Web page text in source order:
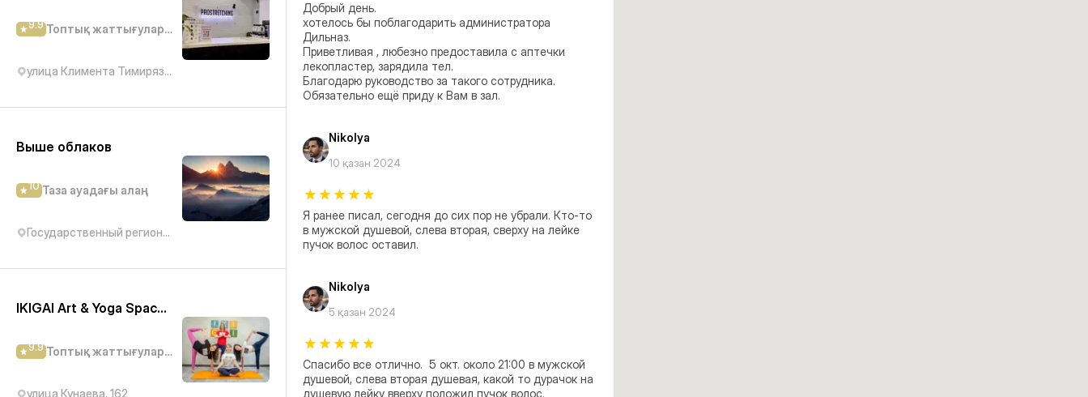
9.9 Топтық жаттығулар студиясы
улица Климента Тимирязева, 42/10А
Выше облаков
10 Таза ауадағы алаң
Государственный региональный природный парк Медеу
IKIGAI Art & Yoga Space студия творчества и йоги
9.9 Топтық жаттығулар студиясы
улица Кунаева, 162
Добрый день.
хотелось бы поблагодарить администратора
Дильназ.
Приветливая , любезно предоставила с аптечки
лекопластер, зарядила тел.
Благодарю руководство за такого сотрудника.
Обязательно ещё приду к Вам в зал.
Nikolya
10 қазан 2024
Я ранее писал, сегодня до сих пор не убрали. Кто-то
в мужской душевой, слева вторая, сверху на лейке
пучок волос оставил.
Nikolya
5 қазан 2024
Спасибо все отлично.  5 окт. около 21:00 в мужской
душевой, слева вторая душевая, какой то дурачок на
душевую лейку вверху положил пучок волос.